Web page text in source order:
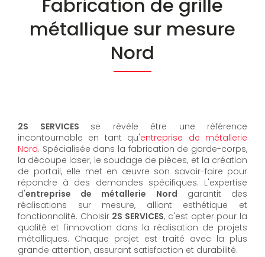
Fabrication de grille
métallique sur mesure
Nord
2S SERVICES se révèle être une référence
incontournable en tant qu'entreprise de métallerie
Nord. Spécialisée dans la fabrication de garde-corps,
la découpe laser, le soudage de pièces, et la création
de portail, elle met en œuvre son savoir-faire pour
répondre à des demandes spécifiques. L'expertise
d'entreprise de métallerie Nord garantit des
réalisations sur mesure, alliant esthétique et
fonctionnalité. Choisir 2S SERVICES, c'est opter pour la
qualité et l'innovation dans la réalisation de projets
métalliques. Chaque projet est traité avec la plus
grande attention, assurant satisfaction et durabilité.